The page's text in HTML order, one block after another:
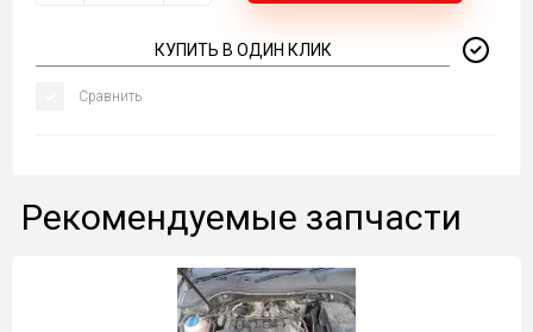
КУПИТЬ В ОДИН КЛИК
Сравнить
Рекомендуемые запчасти